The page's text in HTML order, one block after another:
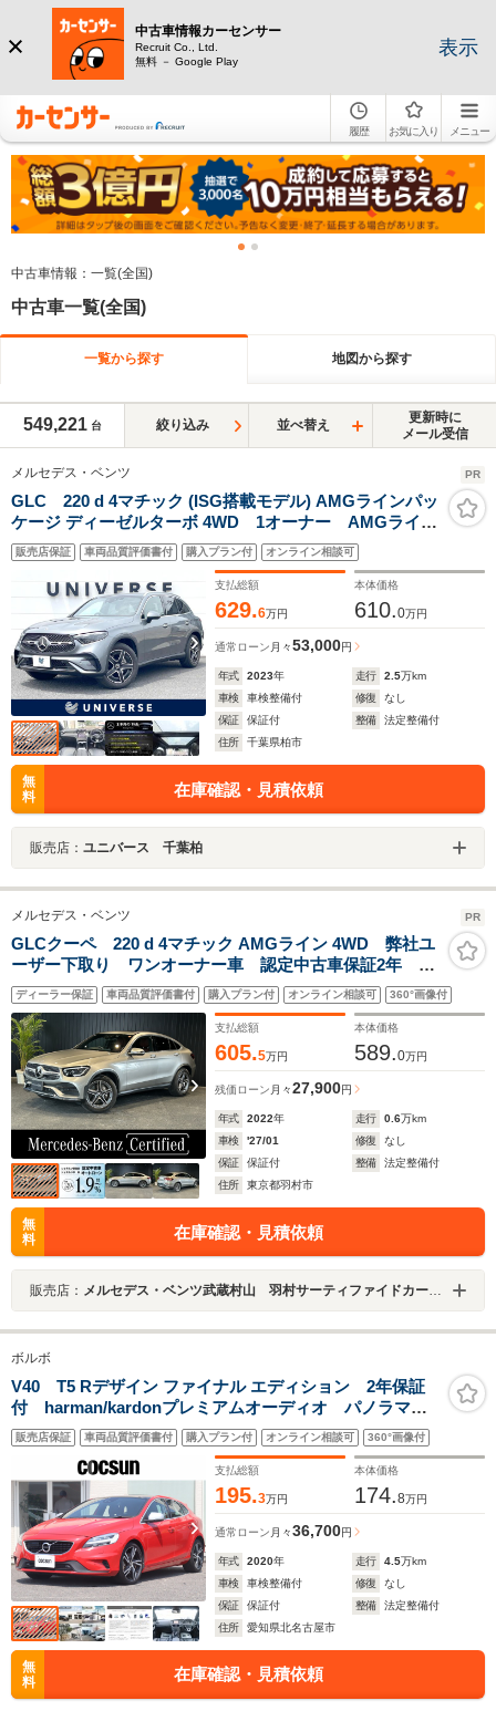
中古車情報カーセンサー
Recruit Co., Ltd.
無料 － Google Play
表示
履歴 お気に入り メニュー
中古車情報：一覧(全国)
中古車一覧(全国)
一覧から探す 地図から探す
549,221 台 絞り込み 並べ替え
更新時に
メール受信
メルセデス・ベンツ PR
GLC 220 d 4マチック (ISG搭載モデル) AMGラインパッ
ケージ ディーゼルターボ 4WD 1オーナー AMGライン
PKG ドライバーズPKG レザーエクスクルーシブ
PKG パノラミックスライディングルーフ 革シート
Burmester リアアクスルステアリング ARナビ
ETC 禁煙車
販売店保証 車両品質評価書付 購入プラン付 オンライン相談可
支払総額
629.6万円
本体価格
610.0万円
通常ローン 月々53,000円
年式 2023年 走行 2.5万km
車検
車検整備付 修復
なし
保証
保証付 整備
法定整備付
住所
千葉県柏市
無
料
在庫確認・見積依頼
販売店： ユニバース 千葉柏
メルセデス・ベンツ PR
GLCクーペ 220 d 4マチック AMGライン 4WD 弊社ユ
ーザー下取り ワンオーナー車 認定中古車保証2年
AMGライン ガラススライディングルーフ レザーエク
スクルーシブパッケージ レーダーセーフティーパッケ
ージ 360°カメラシステム キーレス
ディーラー保証 車両品質評価書付 購入プラン付 オンライン相談可 360°画像付
支払総額
605.5万円
本体価格
589.0万円
残価ローン 月々27,900円
年式 2022年 走行 0.6万km
車検
'27/01 修復
なし
保証
保証付 整備
法定整備付
住所
東京都羽村市
無
料
在庫確認・見積依頼
販売店： メルセデス・ベンツ武蔵村山 羽村サーティファイドカーセンター
ボルボ
V40 T5 Rデザイン ファイナル エディション 2年保証
付 harman/kardonプレミアムオーディオ パノラマガ
ラスルーフ 18インチアルミホイール ナビゲーショ
ン リアビューカメラ オフブラック本革シート シー
トヒーター パワーシート 禁煙
販売店保証 車両品質評価書付 購入プラン付 オンライン相談可 360°画像付
支払総額
195.3万円
本体価格
174.8万円
通常ローン 月々36,700円
年式 2020年 走行 4.5万km
車検
車検整備付 修復
なし
保証
保証付 整備
法定整備付
住所
愛知県北名古屋市
無
料
在庫確認・見積依頼